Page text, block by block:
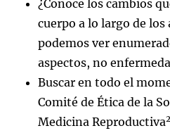
¿Conoce los cambios
cuerpo a lo largo de los
podemos ver
aspectos, no
Buscar en todo el
Comité de Ética de la
Medicina Reproductiva2